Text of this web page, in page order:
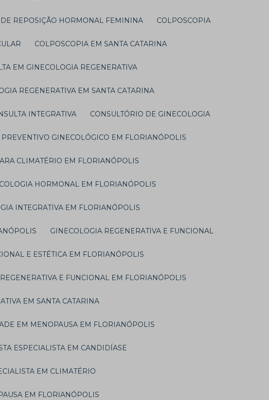
DE REPOSIÇÃO HORMONAL FEMININA COLPOSCOPIA
COLPOSCOPIA EM SANTA CATARINA
EM GINECOLOGIA REGENERATIVA
REGENERATIVA EM SANTA CATARINA
INTEGRATIVA CONSULTÓRIO DE GINECOLOGIA
PREVENTIVO GINECOLÓGICO EM FLORIANÓPOLIS
CLIMATÉRIO EM FLORIANÓPOLIS
HORMONAL EM FLORIANÓPOLIS
INTEGRATIVA EM FLORIANÓPOLIS
GINECOLOGIA REGENERATIVA E FUNCIONAL
E ESTÉTICA EM FLORIANÓPOLIS
REGENERATIVA E FUNCIONAL EM FLORIANÓPOLIS
EM SANTA CATARINA
EM MENOPAUSA EM FLORIANÓPOLIS
ESPECIALISTA EM CANDIDÍASE
EM CLIMATÉRIO
EM FLORIANÓPOLIS